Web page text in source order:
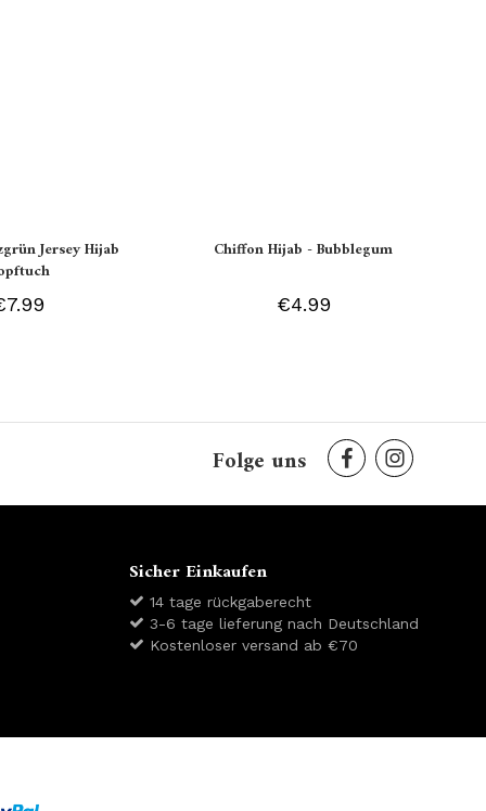
Jersey Hijab
Chiffon Hijab - Bubblegum
€4.99
Folge uns
Sicher Einkaufen
14 tage rückgaberecht
3-6 tage lieferung nach Deutschland
Kostenloser versand ab €70